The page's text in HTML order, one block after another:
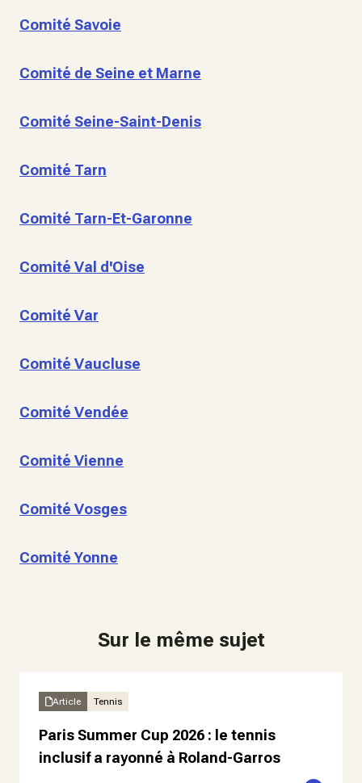
Comité Savoie
Comité de Seine et Marne
Comité Seine-Saint-Denis
Comité Tarn
Comité Tarn-Et-Garonne
Comité Val d'Oise
Comité Var
Comité Vaucluse
Comité Vendée
Comité Vienne
Comité Vosges
Comité Yonne
Sur le même sujet
Article Tennis
Paris Summer Cup 2026 : le tennis
inclusif a rayonné à Roland-Garros